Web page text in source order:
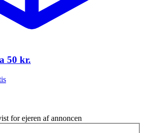
50 kr.
for ejeren af annoncen